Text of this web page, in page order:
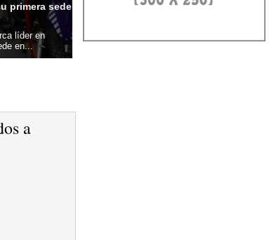
primera sede
líder en
en...
a